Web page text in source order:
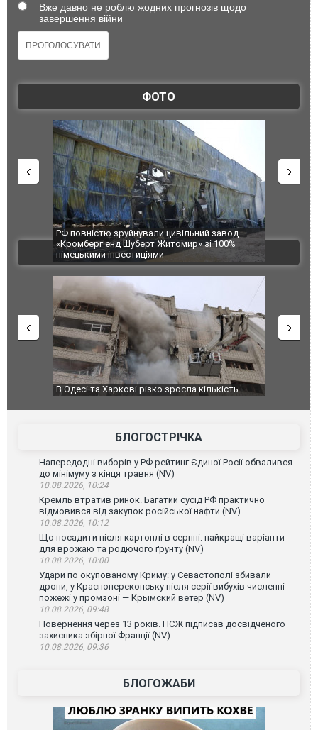
Вже давно не роблю жодних прогнозів щодо
завершення війни
ФОТО
В Одесі та Харкові різко зросла кількість
постраждалих від обстрілу РФ
Ворог
двоє
після
ВІДЕО
У парламенті Косово прем'єра закидали яйцями
Приїхав
до
БЛОГОСТРІЧКА
Напередодні виборів у РФ рейтинг Єдиної Росії обвалився
до мінімуму з кінця травня (NV)
10.08.2026, 10:24
Кремль втратив ринок. Багатий сусід РФ практично
відмовився від закупок російської нафти (NV)
10.08.2026, 10:12
Що посадити після картоплі в серпні: найкращі варіанти
для врожаю та родючого ґрунту (NV)
10.08.2026, 10:00
Удари по окупованому Криму: у Севастополі збивали
дрони, у Красноперекопську після серії вибухів численні
пожежі у промзоні — Крымский ветер (NV)
10.08.2026, 09:48
Повернення через 13 років. ПСЖ підписав досвідченого
захисника збірної Франції (NV)
10.08.2026, 09:36
БЛОГОЖАБИ